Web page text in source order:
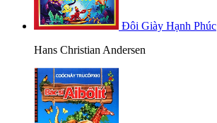
Đôi Giày Hạnh Phúc
Hans Christian Andersen